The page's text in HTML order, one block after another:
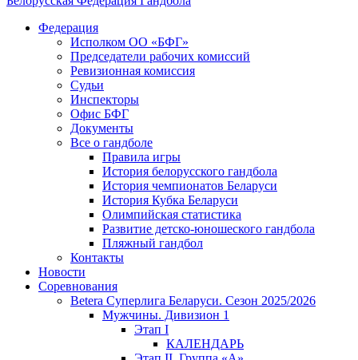
Федерация
Исполком ОО «БФГ»
Председатели рабочих комиссий
Ревизионная комиссия
Судьи
Инспекторы
Офис БФГ
Документы
Все о гандболе
Правила игры
История белорусского гандбола
История чемпионатов Беларуси
История Кубка Беларуси
Олимпийская статистика
Развитие детско-юношеского гандбола
Пляжный гандбол
Контакты
Новости
Соревнования
Betera Суперлига Беларуси. Сезон 2025/2026
Мужчины. Дивизион 1
Этап I
КАЛЕНДАРЬ